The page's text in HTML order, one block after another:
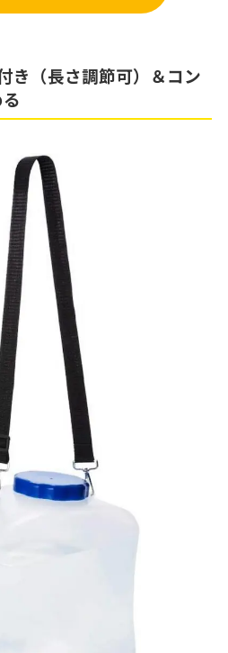
き（長さ調節可）＆コン